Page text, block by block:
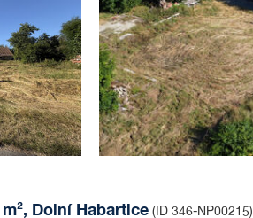
Dolní Habartice (ID 346-NP00215)